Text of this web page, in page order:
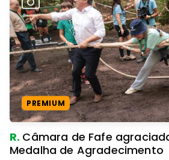
PREMIUM
R. Câmara de Fafe agraciada
Medalha de Agradecimento